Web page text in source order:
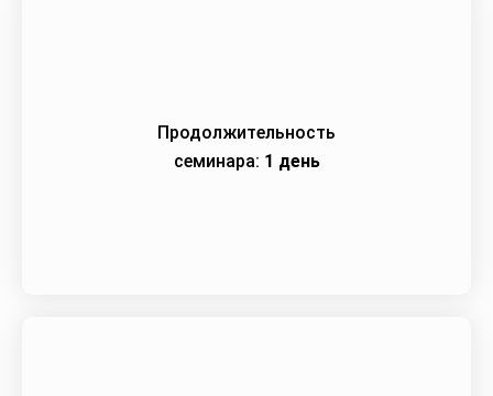
Продолжительность
семинара: 1 день